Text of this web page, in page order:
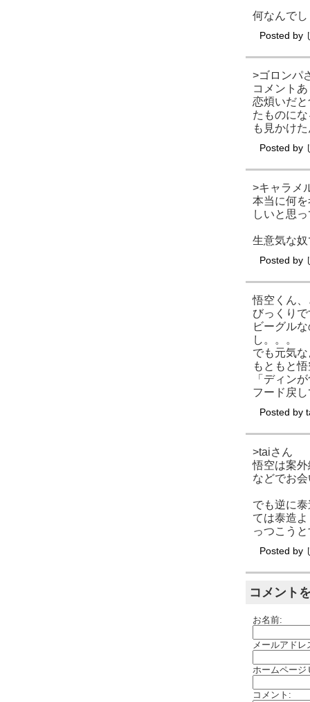
何なんで
Posted by
>ゴロンパ
コメント
恋煩いだ
たものに
も見かけ
Posted by
>キャラメ
本当に何
しいと思
生意気な
Posted by
悟空くん
びっくり
ビーグル
し。。。
でも元気
もともと
「ディン
フード戻
Posted by
>taiさん
悟空は案
などでお
でも逆に
ては泰造
っつこう
Posted by
コメント
お名前:
メールアド
ホームページ
コメント: